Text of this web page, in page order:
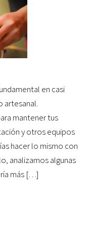
en casi
artesanal.
mantener tus
y otros equipos
hacer lo mismo con
analizamos algunas
más […]